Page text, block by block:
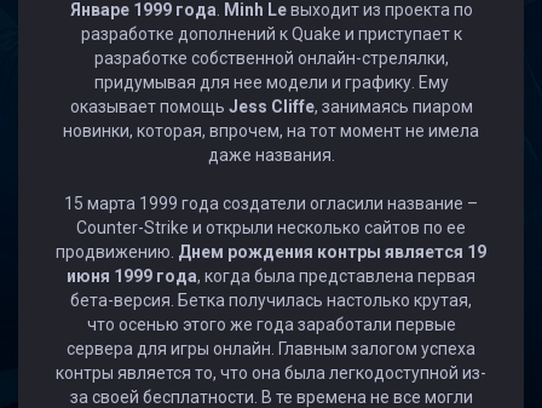
Январе 1999 года Minh Leвыходит из проекта по
разработке дополнений к Quake и приступает к
разработке собственной онлайн-стрелялки,
придумывая для нее модели и графику. Ему
оказывает помощь Jess Cliffe, занимаясь пиаром
новинки, которая, впрочем, на тот момент не имела
даже названия.
15 марта 1999 года создатели огласили название –
Counter-Strike и открыли несколько сайтов по ее
продвижению. Днем рождения контры является 19
июня 1999 года, когда была представлена первая
бета-версия. Бетка получилась настолько крутая,
что осенью этого же года заработали первые
сервера для игры онлайн. Главным залогом успеха
контры является то, что она была легкодоступной из-
за своей бесплатности. В те времена не все могли